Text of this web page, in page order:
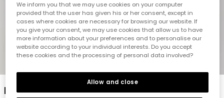
Mädchen-Sweatshirt mit Musterprint.
We inform you that we may use cookies on your computer
provided that the user has given his or her consent, except in
cases where cookies are necessary for browsing our website. If
you give your consent, we may use cookies that allow us to have
more information about your preferences and to personalise our
website according to your individual interests. Do you accept
these cookies and the processing of personal data involved?
Allow and close